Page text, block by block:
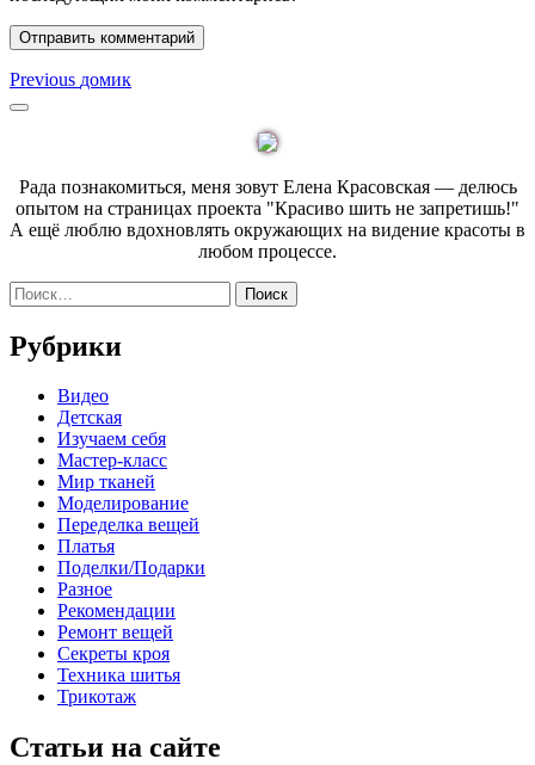
Навигация
по
Previous Previous
домик
Sidebar
Рада познакомиться, меня зовут Елена Красовская — делюсь
опытом на страницах проекта "Красиво шить не запретишь!"
А ещё люблю вдохновлять окружающих на видение красоты в
любом процессе.
Найти:
Рубрики
Видео
Детская
Изучаем себя
Мастер-класс
Мир тканей
Моделирование
Переделка вещей
Платья
Поделки/Подарки
Разное
Рекомендации
Ремонт вещей
Секреты кроя
Техника шитья
Трикотаж
Статьи на сайте